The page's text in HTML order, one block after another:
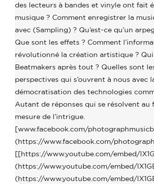
des lecteurs à bandes et vinyle ont fait
musique ? Comment enregistrer la
avec (Sampling) ? Qu’est-ce qu’un
Que sont les effets ? Comment
révolutionné la création artistique ?
Beatmakers après tout ? Quelles sont
perspectives qui s’ouvrent à nous avec
démocratisation des technologies
Autant de réponses qui se résolvent au
mesure de l’intrigue.
[www.facebook.com/
(https://www.facebook.com/
[[https://www.youtube.com/embed/
(https://www.youtube.com/embed/
(https://www.youtube.com/embed/